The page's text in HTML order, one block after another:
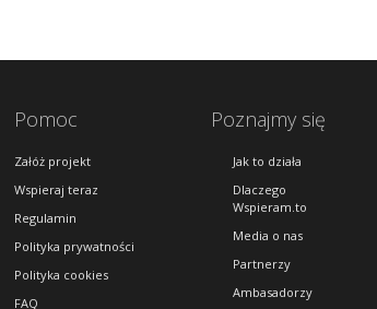
Pomoc
Załóż projekt
Wspieraj teraz
Regulamin
Polityka prywatności
Polityka cookies
FAQ
Poznajmy się
Jak to działa
Dlaczego
Wspieram.to
Media o nas
Partnerzy
Ambasadorzy